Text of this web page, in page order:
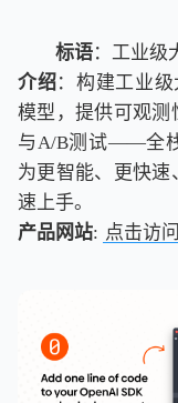
标语：工业级
介绍：构建工业
模型，提供可观测
与A/B测试——全
为更智能、更快
速上手。
产品网站: 点击访问